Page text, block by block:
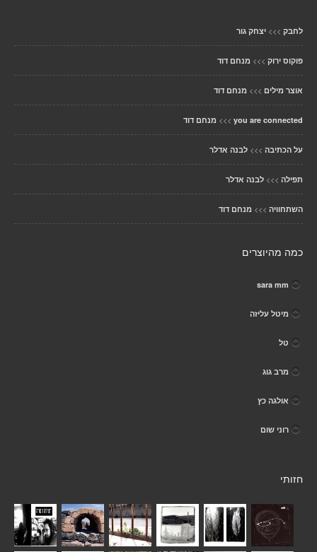
לחבק >>> יצחק גור
פוקוס ירוק >>> מנחם דוד
אוצר מילים >>> מנחם דוד
you are connected
>>> מנחם דוד
על הכתיבה >>> לבנה אדלר
תפילה >>> לבנה אדלר
השתחוויה >>> מנחם דוד
כמה מהיוצרים
sara mm
מיטל עליזה
טל
מרב גוג
אולגה כץ
רוני שום
חזותי